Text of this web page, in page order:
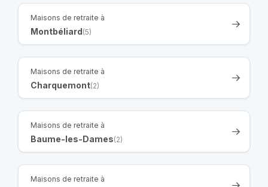
Maisons de retraite à
Montbéliard(5)
Maisons de retraite à
Charquemont(2)
Maisons de retraite à
Baume-les-Dames(2)
Maisons de retraite à